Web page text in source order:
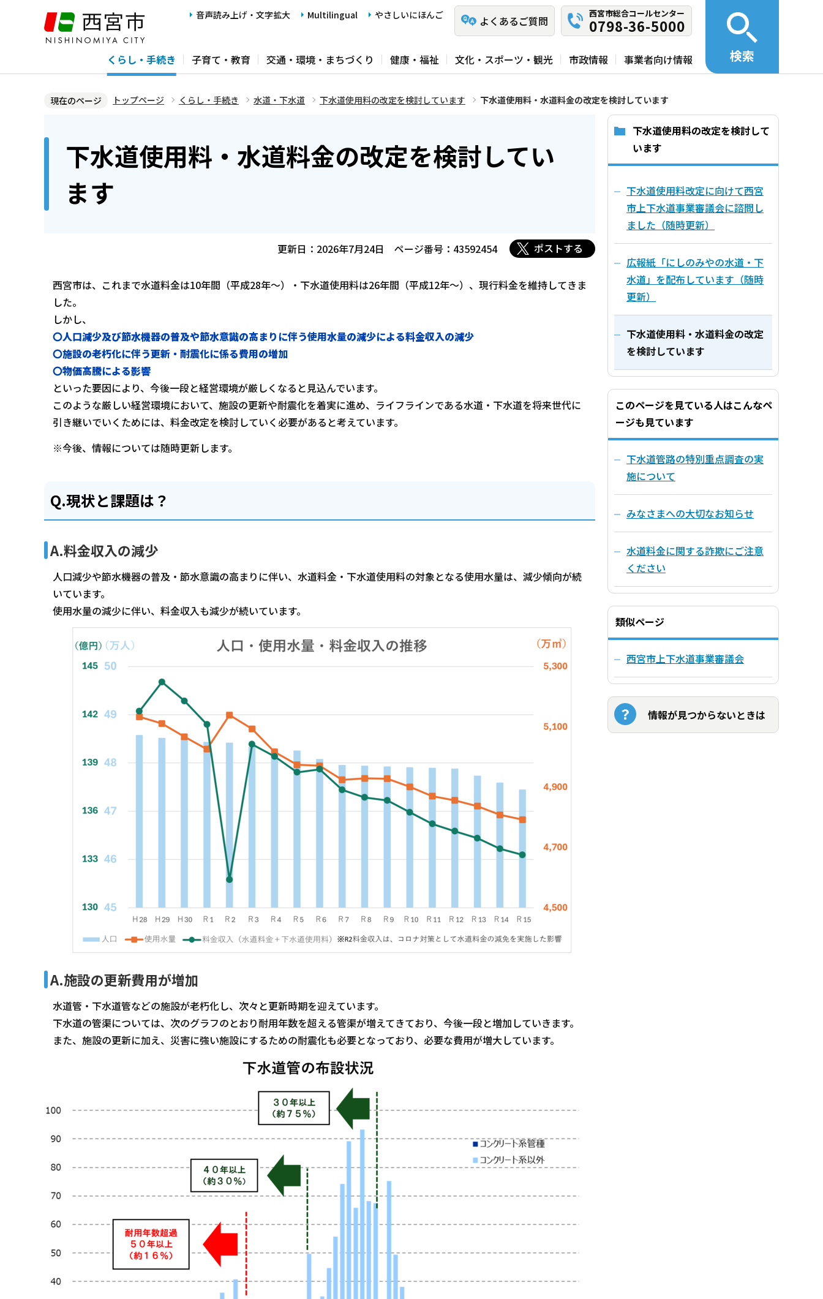
ジ
音声読み上げ・文字拡大 Multilingual やさしいにほんご よくあるご質問
西宮市総合コールセンター
0798-36-5000
くらし・手続き 子育て・教育 交通・環境・まちづくり 健康・福祉 文化・スポーツ・観光 市政情報 事業者向け情報 検索
現在のページ トップページ くらし・手続き 水道・下水道 下水道使用料の改定を検討しています 下水道使用料・水道料金の改定を検討しています
下水道使用料・水道料金の改定を検討してい
ます
更新日：2026年7月24日 ページ番号：43592454 ポストする
西宮市は、これまで水道料金は10年間（平成28年～）・下水道使用料は26年間（平成12年～）、現行料金を維持してきま
した。
しかし、
〇人口減少及び節水機器の普及や節水意識の高まりに伴う使用水量の減少による料金収入の減少
〇施設の老朽化に伴う更新・耐震化に係る費用の増加
〇物価高騰による影響
といった要因により、今後一段と経営環境が厳しくなると見込んでいます。
このような厳しい経営環境において、施設の更新や耐震化を着実に進め、ライフラインである水道・下水道を将来世代に
引き継いでいくためには、料金改定を検討していく必要があると考えています。
※今後、情報については随時更新します。
Q.現状と課題は？
A.料金収入の減少
人口減少や節水機器の普及・節水意識の高まりに伴い、水道料金・下水道使用料の対象となる使用水量は、減少傾向が続
いています。
使用水量の減少に伴い、料金収入も減少が続いています。
A.施設の更新費用が増加
水道管・下水道管などの施設が老朽化し、次々と更新時期を迎えています。
下水道の管渠については、次のグラフのとおり耐用年数を超える管渠が増えてきており、今後一段と増加していきます。
また、施設の更新に加え、災害に強い施設にするための耐震化も必要となっており、必要な費用が増大しています。
下水道使用料の改定を検討して
います
下水道使用料改定に向けて西宮
市上下水道事業審議会に諮問し
ました（随時更新）
広報紙「にしのみやの水道・下
水道」を配布しています（随時
更新）
下水道使用料・水道料金の改定
を検討しています
このページを見ている人はこんなペ
ージも見ています
下水道管路の特別重点調査の実
施について
みなさまへの大切なお知らせ
水道料金に関する詐欺にご注意
ください
類似ページ
西宮市上下水道事業審議会
情報が見つからないときは